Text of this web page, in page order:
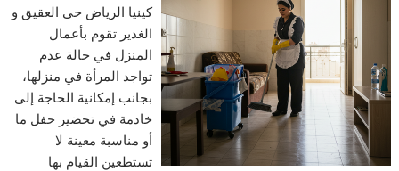
كينيا الرياض حى العقيق و
الغدير تقوم بأعمال
المنزل في حالة عدم
تواجد المرأة في منزلها،
بجانب إمكانية الحاجة إلى
خادمة في تحضير حفل ما
أو مناسبة معينة لا
تستطعين القيام بها